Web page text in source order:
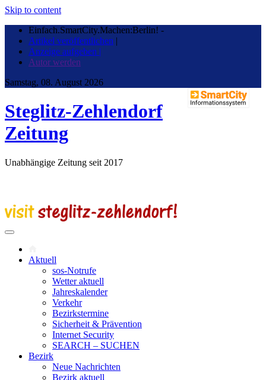
Skip to content
Einfach.SmartCity.Machen:Berlin! -
Artikel veröffentlichen |
Anzeige aufgeben |
Autor werden
Samstag, 08. August 2026
Steglitz-Zehlendorf
Zeitung
Unabhängige Zeitung seit 2017
Aktuell
sos-Notrufe
Wetter aktuell
Jahreskalender
Verkehr
Bezirkstermine
Sicherheit & Prävention
Internet Security
SEARCH – SUCHEN
Bezirk
Neue Nachrichten
Bezirk aktuell